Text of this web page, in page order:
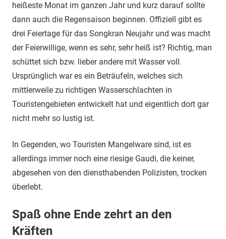
heißeste Monat im ganzen Jahr und kurz darauf sollte
dann auch die Regensaison beginnen. Offiziell gibt es
drei Feiertage für das Songkran Neujahr und was macht
der Feierwillige, wenn es sehr, sehr heiß ist? Richtig, man
schüttet sich bzw. lieber andere mit Wasser voll.
Ursprünglich war es ein Beträufeln, welches sich
mittlerweile zu richtigen Wasserschlachten in
Touristengebieten entwickelt hat und eigentlich dort gar
nicht mehr so lustig ist.
In Gegenden, wo Touristen Mangelware sind, ist es
allerdings immer noch eine riesige Gaudi, die keiner,
abgesehen von den diensthabenden Polizisten, trocken
überlebt.
Spaß ohne Ende zehrt an den
Kräften